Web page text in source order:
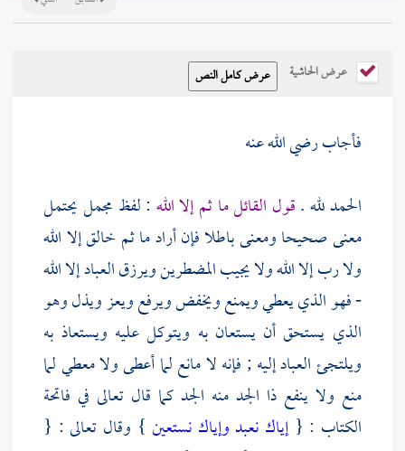
عرض الحاشية
فأجاب رضي الله عنه
الحمد لله .قول القائل ما ثم إلا الله : لفظ مجمل يحتمل
معنى صحيحا ومعنى باطلا فإن أراد ما ثم خالق إلا الله
ولا رب إلا الله ولا يجيب المضطرين ويرزق العباد إلا الله
- فهو الذي يعطي ويمنع ويخفض ويرفع ويعز ويذل وهو
الذي يستحق أن يستعان به ويتوكل عليه ويستعاذ به
ويلتجئ العباد إليه ; فإنه لا مانع لما أعطى ولا معطي لما
منع ولا ينفع ذا الجد منه الجد كما قال تعالى في فاتحة
الكتاب : {إياك نعبد وإياك نستعين } وقال تعالى : {